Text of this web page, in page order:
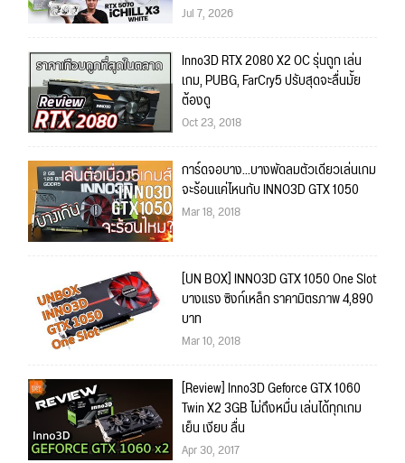
Jul 7, 2026
Inno3D RTX 2080 X2 OC รุ่นถูก เล่น
เกม, PUBG, FarCry5 ปรับสุดจะลื่นมั้ย
ต้องดู
Oct 23, 2018
การ์ดจอบาง...บางพัดลมตัวเดียวเล่นเกม
จะร้อนแค่ไหนกับ INNO3D GTX 1050
Mar 18, 2018
[UN BOX] INNO3D GTX 1050 One Slot
บางแรง ซิงก์เหล็ก ราคามิตรภาพ 4,890
บาท
Mar 10, 2018
[Review] Inno3D Geforce GTX 1060
Twin X2 3GB ไม่ถึงหมื่น เล่นได้ทุกเกม
เย็น เงียบ ลื่น
Apr 30, 2017